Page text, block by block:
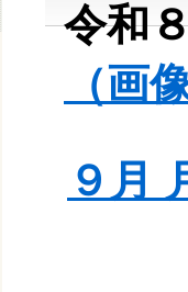
令和
（画
９月